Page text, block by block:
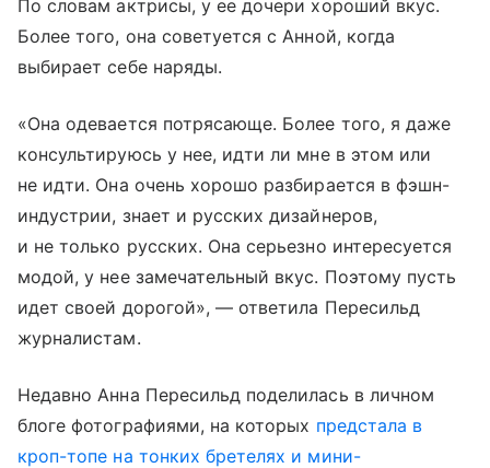
По словам актрисы, у ее дочери хороший вкус.
Более того, она советуется с Анной, когда
выбирает себе наряды.
«Она одевается потрясающе. Более того, я даже
консультируюсь у нее, идти ли мне в этом или
не идти. Она очень хорошо разбирается в фэшн-
индустрии, знает и русских дизайнеров,
и не только русских. Она серьезно интересуется
модой, у нее замечательный вкус. Поэтому пусть
идет своей дорогой», — ответила Пересильд
журналистам.
Недавно Анна Пересильд поделилась в личном
блоге фотографиями, на которых предстала в
кроп-топе на тонких бретелях и мини-